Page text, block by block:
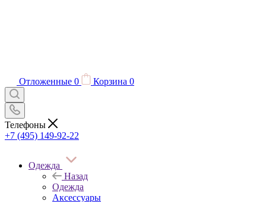
Отложенные 0 Корзина 0
Телефоны
+7 (495) 149-92-22
Одежда
Назад
Одежда
Аксессуары